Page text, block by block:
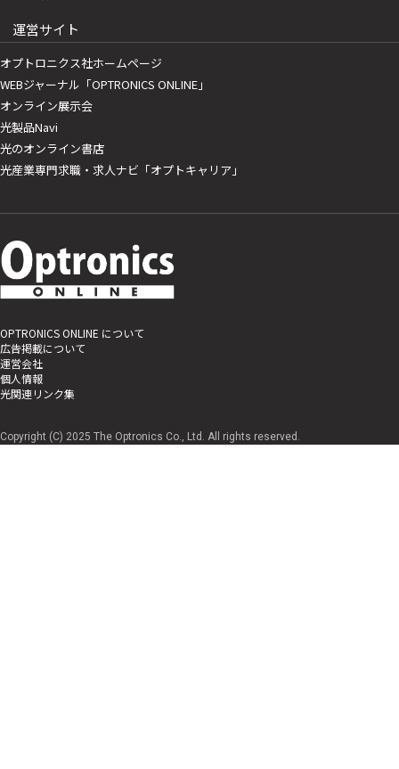
運営サイト
オプトロニクス社ホームページ
WEBジャーナル「OPTRONICS ONLINE」
オンライン展示会
光製品Navi
光のオンライン書店
光産業専門求職・求人ナビ「オプトキャリア」
OPTRONICS ONLINE について
広告掲載について
運営会社
個人情報
光関連リンク集
Copyright (C) 2025 The Optronics Co., Ltd. All rights reserved.